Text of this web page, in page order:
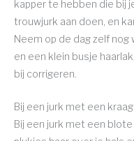
kapper te hebben die bij
trouwjurk aan doen, en
Neem op de dag zelf
en een klein busje
bij corrigeren.
Bij een jurk met een
Bij een jurk met een